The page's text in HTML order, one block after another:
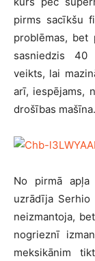
pirms sacīkšu
problēmas, bet
sasniedzis 40
veikts, lai
arī, iespējams,
drošības mašīna.
No pirmā apļa
uzrādīja
neizmantoja,
nogrieznī
meksikānim